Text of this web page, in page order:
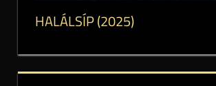
HALÁLSÍP (2025)